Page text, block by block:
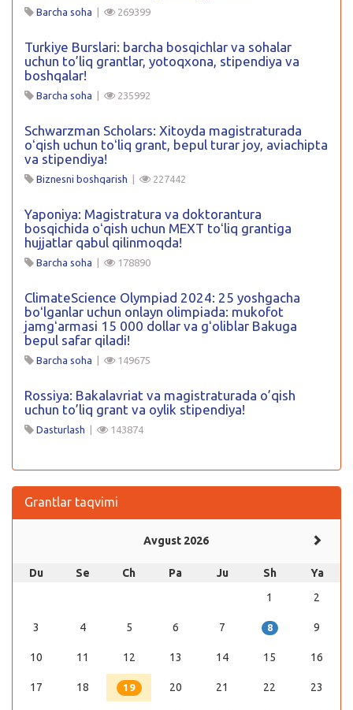
Barcha soha | 269399
Turkiye Burslari: barcha bosqichlar va sohalar
uchun to’liq grantlar, yotoqxona, stipendiya va
boshqalar!
Barcha soha | 235992
Schwarzman Scholars: Xitoyda magistraturada
oʻqish uchun toʻliq grant, bepul turar joy, aviachipta
va stipendiya!
Biznesni boshqarish | 227442
Yaponiya: Magistratura va doktorantura
bosqichida oʻqish uchun MEXT toʻliq grantiga
hujjatlar qabul qilinmoqda!
Barcha soha | 178890
ClimateScience Olympiad 2024: 25 yoshgacha
boʻlganlar uchun onlayn olimpiada: mukofot
jamgʻarmasi 15 000 dollar va gʻoliblar Bakuga
bepul safar qiladi!
Barcha soha | 149675
Rossiya: Bakalavriat va magistraturada o’qish
uchun to’liq grant va oylik stipendiya!
Dasturlash | 143874
Grantlar taqvimi
Avgust 2026
Du Se Ch Pa Ju Sh
Ya
1
2
3 4 5 6 7 8 9
10 11 12 13 14 15 16
17 18 19 20 21 22 23